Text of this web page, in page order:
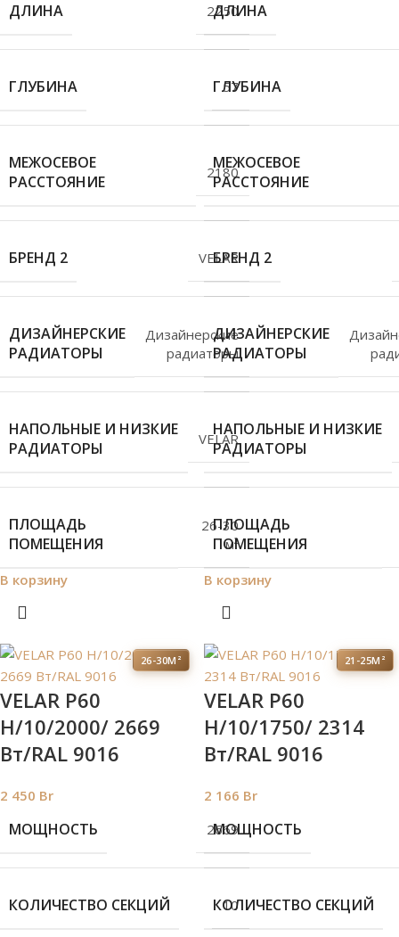
ДЛИНА 2250
ГЛУБИНА 57
МЕЖОСЕВОЕ
РАССТОЯНИЕ
2180
БРЕНД 2 VELAR
ДИЗАЙНЕРСКИЕ
РАДИАТОРЫ
Дизайнерские
радиаторы
НАПОЛЬНЫЕ И НИЗКИЕ
РАДИАТОРЫ
VELAR
ПЛОЩАДЬ
ПОМЕЩЕНИЯ
26-30
м²
В корзину
ДЛИНА
ГЛУБИНА
МЕЖОСЕВОЕ
РАССТОЯНИЕ
БРЕНД 2
ДИЗАЙНЕРСКИЕ
РАДИАТОРЫ
НАПОЛЬНЫЕ И НИЗКИЕ
РАДИАТОРЫ
ПЛОЩАДЬ
ПОМЕЩЕНИЯ
В корзину
26-30М²
VELAR P60
H/10/2000/ 2669
Bт/RAL 9016
2 450 Br
МОЩНОСТЬ 2669
КОЛИЧЕСТВО СЕКЦИЙ 10
21-25М²
VELAR P60
H/10/1750/ 2314
Bт/RAL 9016
2 166 Br
МОЩНОСТЬ
КОЛИЧЕСТВО СЕКЦИЙ